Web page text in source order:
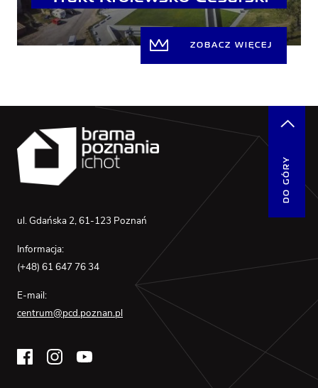
ZOBACZ WIĘCEJ
ul. Gdańska 2, 61-123 Poznań
Informacja:
(+48) 61 647 76 34
E-mail:
centrum@pcd.poznan.pl
DO GÓRY